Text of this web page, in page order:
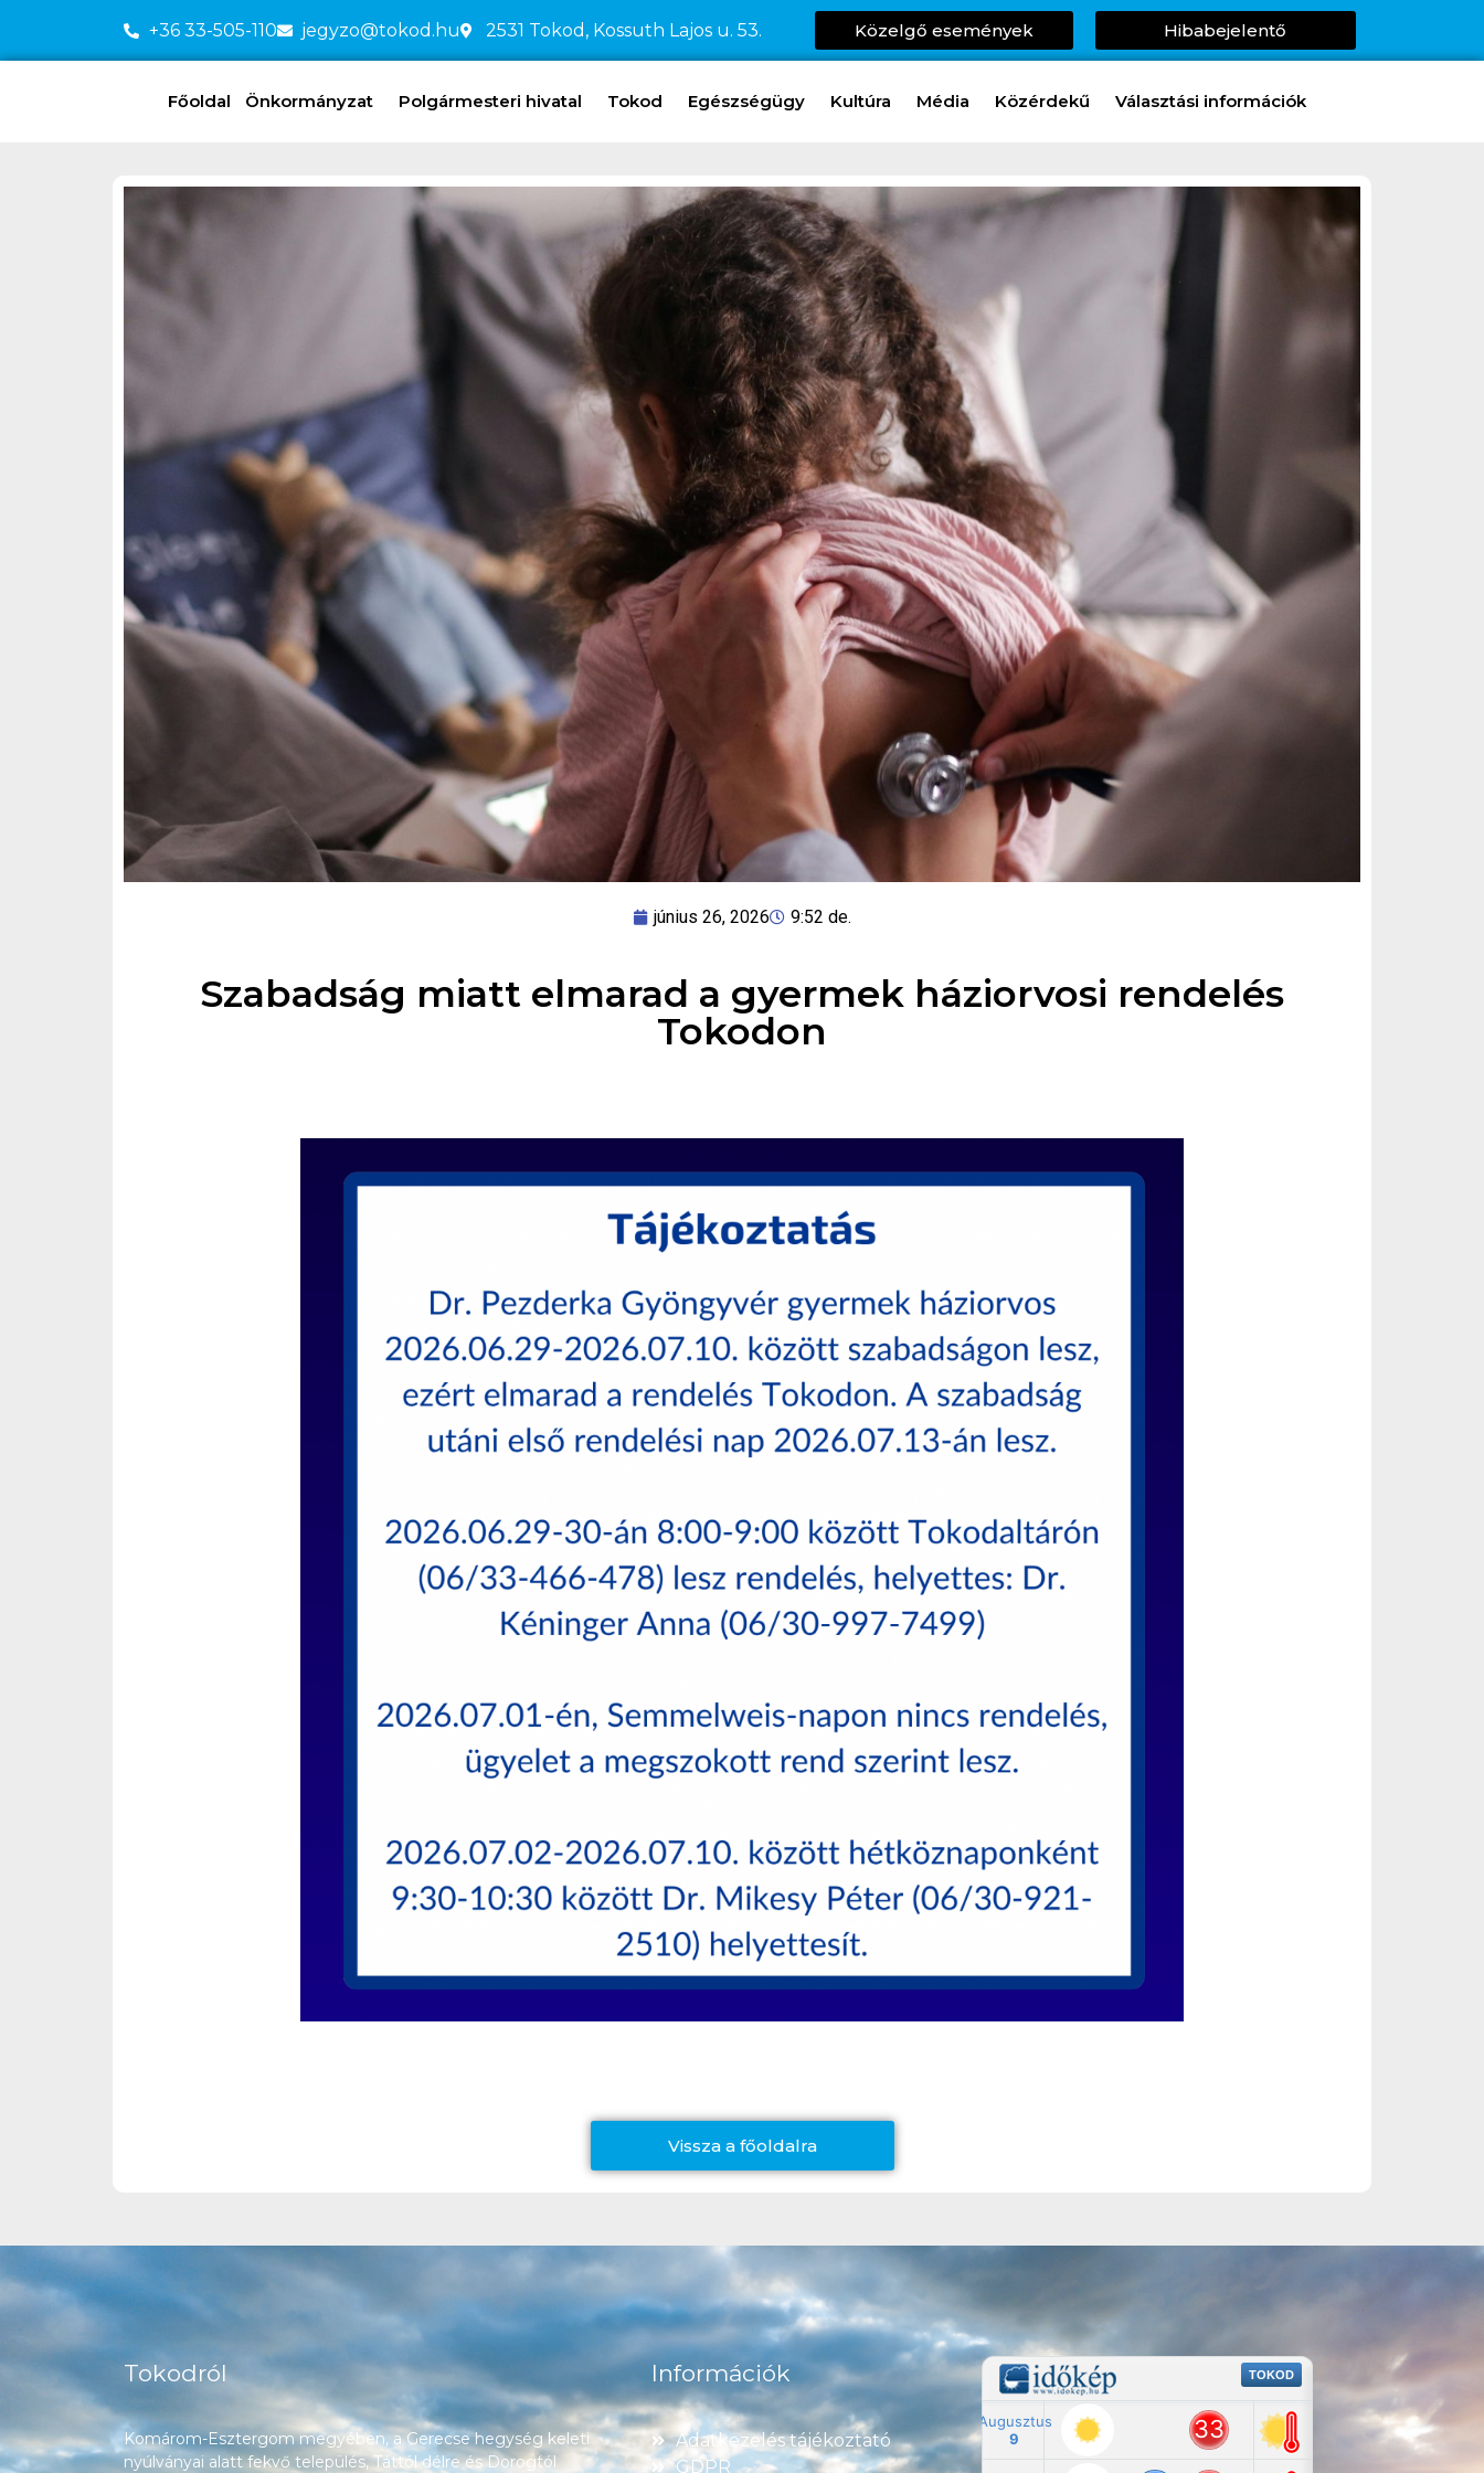
+36 33-505-110 jegyzo@tokod.hu 2531 Tokod, Kossuth Lajos u. 53. Közelgő események Hibabejelentő
Főoldal Önkormányzat Polgármesteri hivatal Tokod Egészségügy Kultúra Média Közérdekű Választási információk
június 26, 2026 9:52 de.
Szabadság miatt elmarad a gyermek háziorvosi rendelés
Tokodon
Vissza a főoldalra
Tokodról
Komárom-Esztergom megyében, a Gerecse hegység keleti
nyúlványai alatt fekvő település, Táttól délre és Dorogtól
Információk
Adatkezelés tájékoztató
GDPR